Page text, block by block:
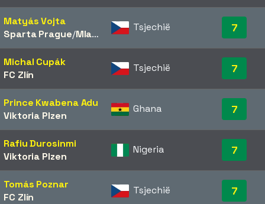
Matyás Vojta
Sparta Prague/​Mladá Boleslav
Tsjechië 7
Michal Cupák
FC Zlín
Tsjechië 7
Prince Kwabena Adu
Viktoria Plzen
Ghana 7
Rafiu Durosinmi
Viktoria Plzen
Nigeria 7
Tomás Poznar
FC Zlín
Tsjechië 7